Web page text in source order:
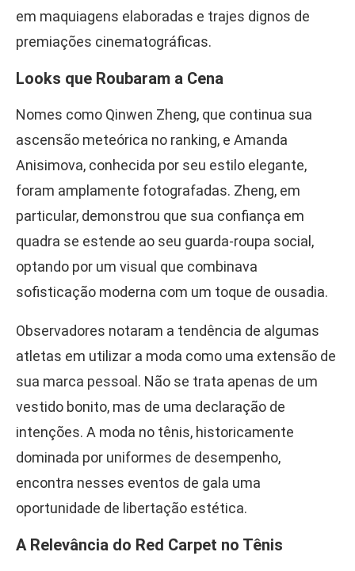
em maquiagens elaboradas e trajes dignos de
premiações cinematográficas.
Looks que Roubaram a Cena
Nomes como Qinwen Zheng, que continua sua
ascensão meteórica no ranking, e Amanda
Anisimova, conhecida por seu estilo elegante,
foram amplamente fotografadas. Zheng, em
particular, demonstrou que sua confiança em
quadra se estende ao seu guarda-roupa social,
optando por um visual que combinava
sofisticação moderna com um toque de ousadia.
Observadores notaram a tendência de algumas
atletas em utilizar a moda como uma extensão de
sua marca pessoal. Não se trata apenas de um
vestido bonito, mas de uma declaração de
intenções. A moda no tênis, historicamente
dominada por uniformes de desempenho,
encontra nesses eventos de gala uma
oportunidade de libertação estética.
A Relevância do Red Carpet no Tênis